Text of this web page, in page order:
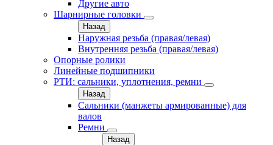
Другие авто
Шарнирные головки
Назад
Наружная резьба (правая/левая)
Внутренняя резьба (правая/левая)
Опорные ролики
Линейные подшипники
РТИ: сальники, уплотнения, ремни
Назад
Сальники (манжеты армированные) для
валов
Ремни
Назад